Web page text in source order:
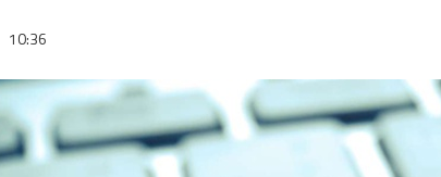
10:36